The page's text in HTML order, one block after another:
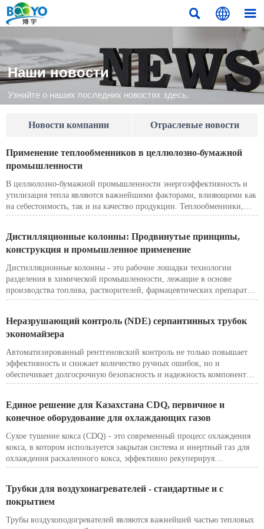
  
Наши новости
Узнайте о наших последних новостях здесь.
Новости компании Отраслевые новости
Применение теплообменников в целлюлозно-бумажной
промышленности
В целлюлозно-бумажной промышленности энергоэффективность и
утилизация тепла являются важнейшими факторами, влияющими как
на себестоимость, так и на качество продукции. Теплообменники,
являясь ключевым оборудованием для обмена и рекуперации
производства бумаги. Среди них выделяются спирально-
пластинчатые теплообменники благодаря своей компактной
структуре, сильным противообрастающим свойствам и
приспособленности к вязким и содержащим волокна средам. Эти
характеристики делают их особенно подходящими для сложных
условий работы бумажных фабрик.
Дистилляционные колонны: Продвинутые принципы,
конструкция и промышленное применение
Дистилляционные колонны - это рабочие лошадки технологии
разделения в химической промышленности, лежащие в основе
производства топлива, растворителей, фармацевтических препаратов
и специальных химикатов. Их эффективность и универсальность
разница температур кипения компонентов достаточна.
Неразрушающий контроль (NDE) серпантинных трубок
экономайзера
Автоматизированный рентгеновский контроль не только повышает
эффективность и снижает количество ручных ошибок, но и
обеспечивает долгосрочную безопасность и надежность компонентов
котла благодаря полной цифровой отчетности и прослеживаемости.
Единое решение для Казахстана CDQ, первичное и
конечное оборудование для охлаждающих газов
Сухое тушение кокса (CDQ) - это современный процесс охлаждения
кокса, в котором используется закрытая система и инертный газ для
охлаждения раскаленного кокса, эффективно рекуперируя
отработанное тепло для выработки электроэнергии. По сравнению с
преимущества в плане энергосбережения и защиты окружающей
среды:
Трубки для воздухонагревателей - стандартные и с
покрытием
Трубы воздухоподогревателей являются важнейшей частью тепловых